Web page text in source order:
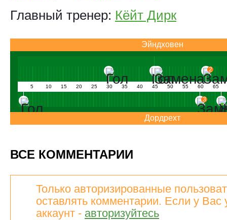
Главный тренер: Кёйт Дирк
Эйндховен
5 10 15 20 25 30 35 40 45 50 55 60 65
2
3
Дордрехт
ВСЕ КОММЕНТАРИИ
Только авторизированные
оставлять комментарии. Если у Вас
аккаунт - авторизуйтесь